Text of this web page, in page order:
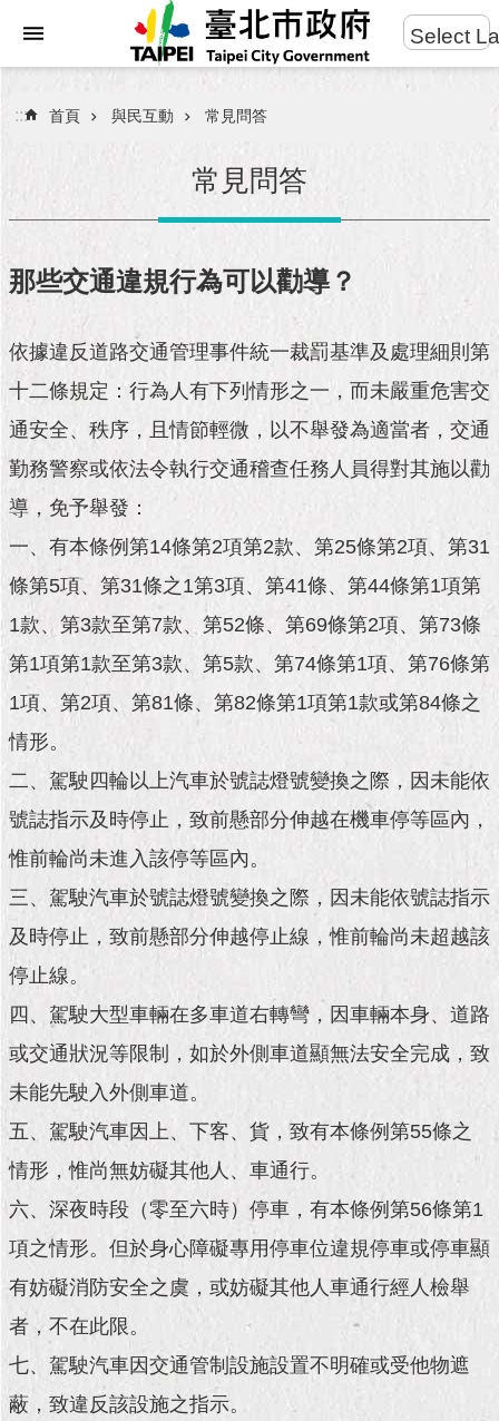
進
搜
民
服
市
府
團
隊
市
公
告
施
政
願
景
成
果
市
政
資
料
發
現
臺
北
活
動
題
館
與
民
動
動
Select
::: 首頁 與民互動 常見問答
常見問答
那些交通違規行為可以勸導？
依據違反道路交通管理事件統一裁罰基準及處理細則第
十二條規定：行為人有下列情形之一，而未嚴重危害交
通安全、秩序，且情節輕微，以不舉發為適當者，交通
勤務警察或依法令執行交通稽查任務人員得對其施以勸
導，免予舉發：
一、有本條例第14條第2項第2款、第25條第2項、第31
條第5項、第31條之1第3項、第41條、第44條第1項第
1款、第3款至第7款、第52條、第69條第2項、第73條
第1項第1款至第3款、第5款、第74條第1項、第76條第
1項、第2項、第81條、第82條第1項第1款或第84條之
情形。
二、駕駛四輪以上汽車於號誌燈號變換之際，因未能依
號誌指示及時停止，致前懸部分伸越在機車停等區內，
惟前輪尚未進入該停等區內。
三、駕駛汽車於號誌燈號變換之際，因未能依號誌指示
及時停止，致前懸部分伸越停止線，惟前輪尚未超越該
停止線。
四、駕駛大型車輛在多車道右轉彎，因車輛本身、道路
或交通狀況等限制，如於外側車道顯無法安全完成，致
未能先駛入外側車道。
五、駕駛汽車因上、下客、貨，致有本條例第55條之
情形，惟尚無妨礙其他人、車通行。
六、深夜時段（零至六時）停車，有本條例第56條第1
項之情形。但於身心障礙專用停車位違規停車或停車顯
有妨礙消防安全之虞，或妨礙其他人車通行經人檢舉
者，不在此限。
七、駕駛汽車因交通管制設施設置不明確或受他物遮
蔽，致違反該設施之指示。